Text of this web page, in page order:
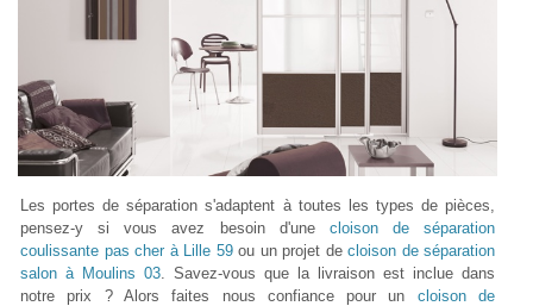
Les portes de séparation s'adaptent à toutes les types de pièces,
pensez-y si vous avez besoin d'une cloison de séparation
coulissante pas cher à Lille 59ou un projet de cloison de séparation
salon à Moulins 03 . Savez-vous que la livraison est inclue dans
notre prix ? Alors faites nous confiance pour un cloison de